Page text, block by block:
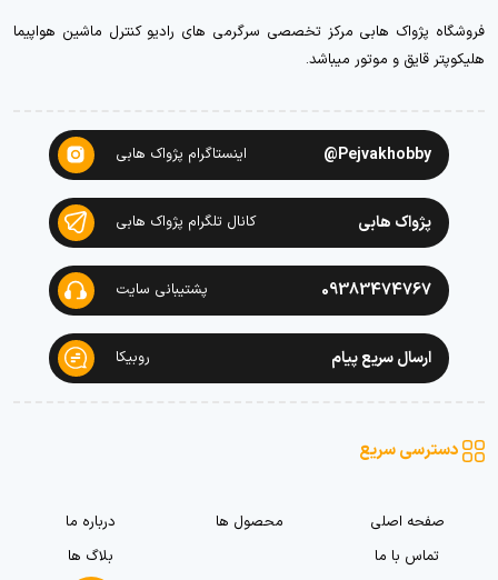
فروشگاه پژواک هابی مرکز تخصصی سرگرمی های رادیو کنترل ماشین هواپیما
هلیکوپتر قایق و موتور میباشد.
Pejvakhobby@ اینستاگرام پژواک هابی
پژواک هابی کانال تلگرام پژواک هابی
09383474767 پشتیبانی سایت
ارسال سریع پیام روبیکا
دسترسی سریع
صفحه اصلی محصول ها
درباره ما
تماس با ما
بلاگ ها